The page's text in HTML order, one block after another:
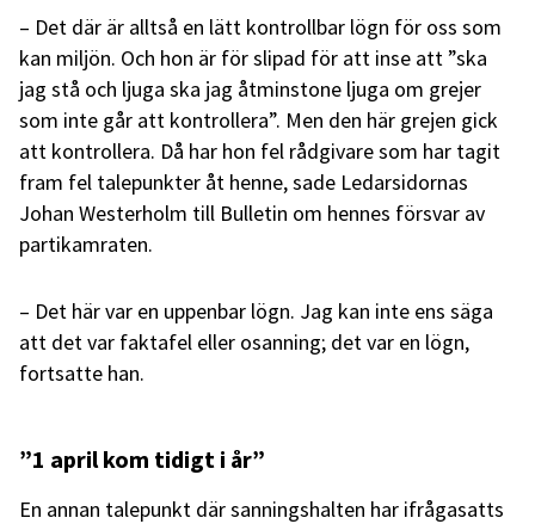
– Det där är alltså en lätt kontrollbar lögn för oss som
kan miljön. Och hon är för slipad för att inse att ”ska
jag stå och ljuga ska jag åtminstone ljuga om grejer
som inte går att kontrollera”. Men den här grejen gick
att kontrollera. Då har hon fel rådgivare som har tagit
fram fel talepunkter åt henne, sade Ledarsidornas
Johan Westerholm till Bulletin om hennes försvar av
partikamraten.
– Det här var en uppenbar lögn. Jag kan inte ens säga
att det var faktafel eller osanning; det var en lögn,
fortsatte han.
”1 april kom tidigt i år”
En annan talepunkt där sanningshalten har ifrågasatts